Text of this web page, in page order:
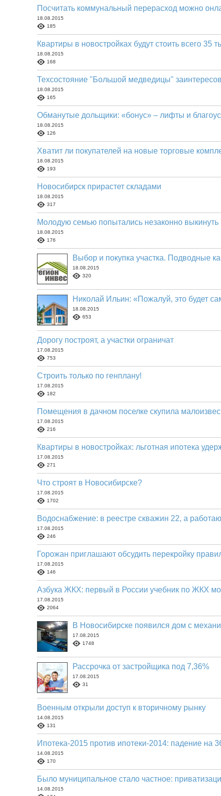
Посчитать коммунальный перерасход можно
18.08.2015
185
Квартиры в новостройках будут стоить всего 35
18.08.2015
168
Техсостояние "Большой медведицы"
18.08.2015
165
Обманутые дольщики: «бонус» – лифты и
18.08.2015
126
Хватит ли покупателей на новые торговые
18.08.2015
193
Новосибирск прирастет складами
18.08.2015
317
Молодую семью попытались незаконно выкинуть
18.08.2015
176
Выбор и покупка участка. Подводные
18.08.2015
320
Николай Ильин: «Пожалуй, это будет
18.08.2015
653
Дорогу построят, а участки ограничат
17.08.2015
753
Строить только по генплану!
17.08.2015
182
Помещения в дачном поселке скупила
17.08.2015
216
Квартиры в новостройках: льготная ипотека
17.08.2015
271
Что строят в Новосибирске?
17.08.2015
1702
Водоснабжение: в реестре скважин 22, а
17.08.2015
246
Горожан приглашают обсудить перекройку
17.08.2015
146
Азбука ЖКХ: первый в России учебник по ЖКХ
17.08.2015
2064
В Новосибирске появился дом с
17.08.2015
1748
Рассрочка от застройщика под 7,36%
17.08.2015
31
Военным открыли доступ к вторичному рынку
14.08.2015
131
Ипотека-2015 против ипотеки-2014: падение на
14.08.2015
170
Было муниципальное стало частное:
14.08.2015